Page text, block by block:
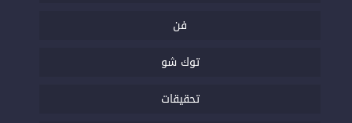
فن
توك شو
تحقيقات